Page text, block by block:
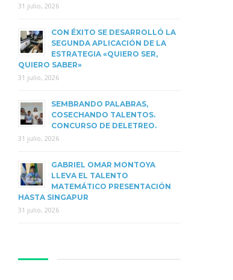
31 julio, 2026
CON ÉXITO SE DESARROLLÓ LA
SEGUNDA APLICACIÓN DE LA
ESTRATEGIA «QUIERO SER,
QUIERO SABER»
31 julio, 2026
SEMBRANDO PALABRAS,
COSECHANDO TALENTOS.
CONCURSO DE DELETREO.
31 julio, 2026
GABRIEL OMAR MONTOYA
LLEVA EL TALENTO
MATEMÁTICO PRESENTACIÓN
HASTA SINGAPUR
31 julio, 2026